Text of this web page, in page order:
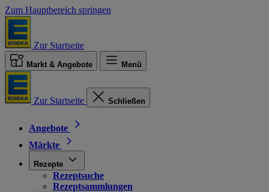
Zum Hauptbereich springen
Zur Startseite
Markt & Angebote Menü
Zur Startseite Schließen
Angebote
Märkte
Rezepte
Rezeptsuche
Rezeptsammlungen